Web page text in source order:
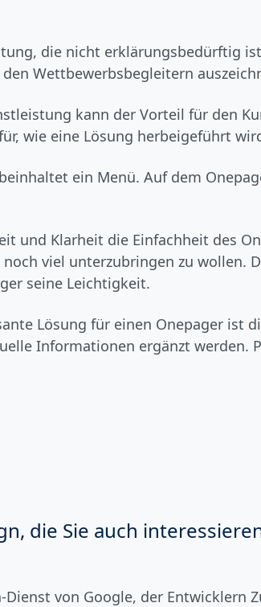
die nicht erklärungsbedürftig
Wettbewerbsbegleitern
kann der Vorteil für den
wie eine Lösung herbeigeführt
ein Menü. Auf dem
und Klarheit die Einfachheit des
viel unterzubringen zu wollen.
seine Leichtigkeit.
Lösung für einen Onepager ist
Informationen ergänzt
die Sie auch
von Google, der Entwicklern